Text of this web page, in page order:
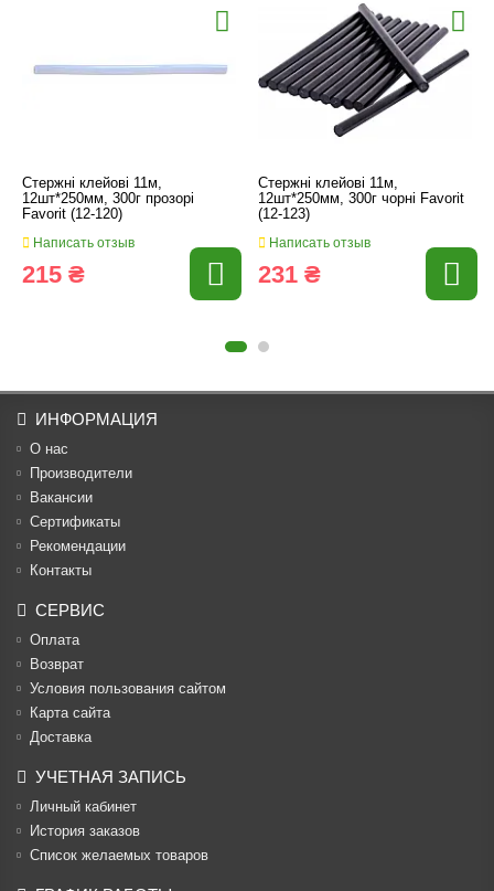
Стержні клейові 11м,
12шт*250мм, 300г прозорі
Favorit (12-120)
Написать отзыв
215 ₴
Стержні клейові 11м,
12шт*250мм, 300г чорні Favorit
(12-123)
Написать отзыв
231 ₴
ИНФОРМАЦИЯ
О нас
Производители
Вакансии
Cертификаты
Рекомендации
Контакты
СЕРВИС
Оплата
Возврат
Условия пользования сайтом
Карта сайта
Доставка
УЧЕТНАЯ ЗАПИСЬ
Личный кабинет
История заказов
Список желаемых товаров